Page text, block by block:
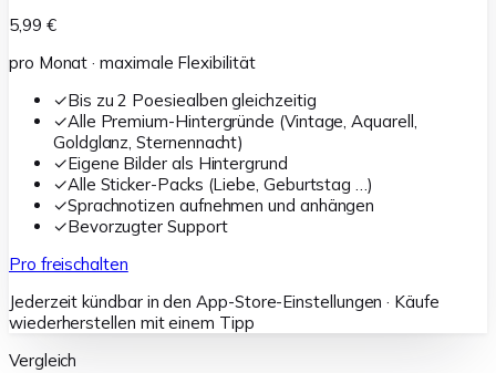
5,99 €
pro Monat · maximale Flexibilität
✓Bis zu 2 Poesiealben gleichzeitig
✓Alle Premium-Hintergründe (Vintage, Aquarell,
Goldglanz, Sternennacht)
✓Eigene Bilder als Hintergrund
✓Alle Sticker-Packs (Liebe, Geburtstag …)
✓Sprachnotizen aufnehmen und anhängen
✓Bevorzugter Support
Pro freischalten
Jederzeit kündbar in den App-Store-Einstellungen · Käufe
wiederherstellen mit einem Tipp
Vergleich